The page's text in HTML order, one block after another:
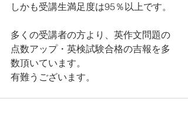
しかも受講生満足度は95％以上です。
多くの受講者の方より、英作文問題の
点数アップ・英検試験合格の吉報を多
数頂いています。
有難うございます。